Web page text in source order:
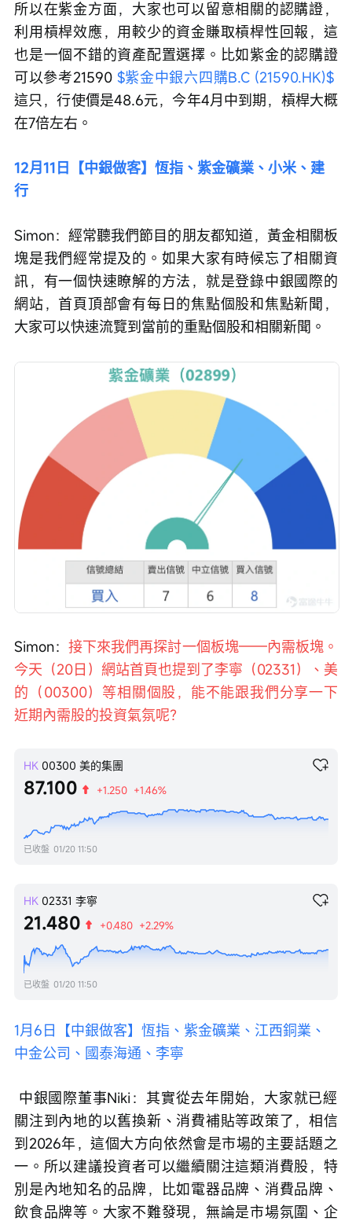
所以在紫金方面，大家也可以留意相關的認購證，
利用槓桿效應，用較少的資金賺取槓桿性回報，這
也是一個不錯的資產配置選擇。比如紫金的認購證
可以參考21590 $紫金中銀六四購B.C (21590.HK)$
這只，行使價是48.6元，今年4月中到期，槓桿大概
在7倍左右。
12月11日【中銀做客】恆指、紫金礦業、小米、建
行
Simon：經常聽我們節目的朋友都知道，黃金相關板
塊是我們經常提及的。如果大家有時候忘了相關資
訊，有一個快速瞭解的方法，就是登錄中銀國際的
網站，首頁頂部會有每日的焦點個股和焦點新聞，
大家可以快速流覽到當前的重點個股和相關新聞。
Simon：接下來我們再探討一個板塊——內需板塊。
今天（20日）網站首頁也提到了李寧（02331）、美
的（00300）等相關個股，能不能跟我們分享一下
近期內需股的投資氣氛呢？
HK 00300 美的集團
87.100 +1.250 +1.46%
已收盤 01/20 11:50
HK 02331 李寧
21.480 +0.480 +2.29%
已收盤 01/20 11:50
1月6日【中銀做客】恆指、紫金礦業、江西銅業、
中金公司、國泰海通、李寧
關注到內地的以舊換新、消費補貼等政策了，相信
到2026年，這個大方向依然會是市場的主要話題之
一。所以建議投資者可以繼續關注這類消費股，特
別是內地知名的品牌，比如電器品牌、消費品牌、
飲食品牌等。大家不難發現，無論是市場氛圍、企